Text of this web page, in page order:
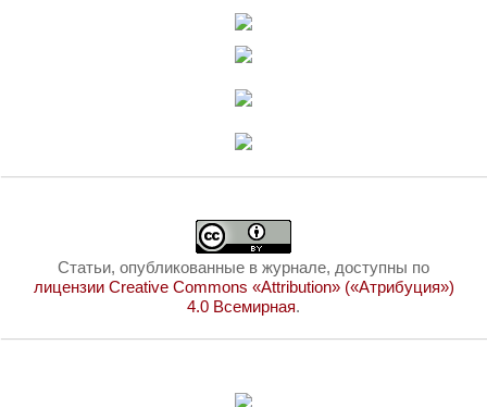
Статьи, опубликованные в журнале, доступны по
лицензии Creative Commons «Attribution» («Атрибуция»)
4.0 Всемирная.